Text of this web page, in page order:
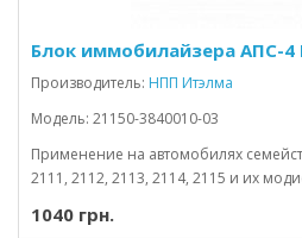
Блок иммобилайзера АПС-
Производитель: НПП Итэлма
Модель: 21150-3840010-03
Применение на автомобилях
2111, 2112, 2113, 2114, 2115 и их
1040 грн.